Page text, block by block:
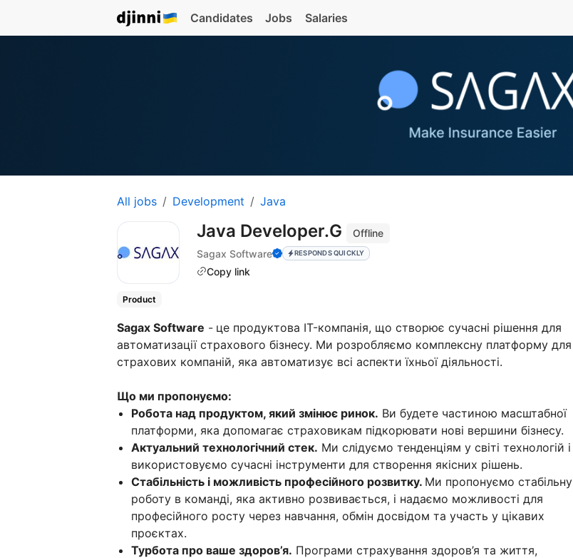
Candidates Jobs Salaries
All jobs Development Java
Java Developer.G
Offline
Sagax Software
RESPONDS QUICKLY
Copy link
Product
Sagax Software - це продуктова IT-компанія, що створює сучасні рішення для
автоматизації страхового бізнесу. Ми розробляємо комплексну платформу для
страхових компаній, яка автоматизує всі аспекти їхньої діяльності.
Що ми пропонуємо:
Робота над продуктом, який змінює ринок. Ви будете частиною масштабної
платформи, яка допомагає страховикам підкорювати нові вершини бізнесу.
Актуальний технологічний стек. Ми слідуємо тенденціям у світі технологій і
використовуємо сучасні інструменти для створення якісних рішень.
Стабільність і можливість професійного розвитку. Ми пропонуємо стабільну
роботу в команді, яка активно розвивається, і надаємо можливості для
професійного росту через навчання, обмін досвідом та участь у цікавих
проєктах.
Турбота про ваше здоров’я. Програми страхування здоров’я та життя,